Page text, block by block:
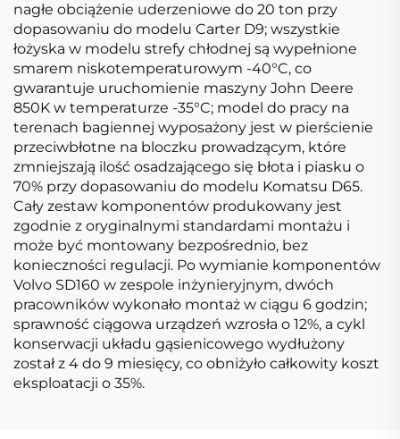
nagłe obciążenie uderzeniowe do 20 ton przy
dopasowaniu do modelu Carter D9; wszystkie
łożyska w modelu strefy chłodnej są wypełnione
smarem niskotemperaturowym -40°C, co
gwarantuje uruchomienie maszyny John Deere
850K w temperaturze -35°C; model do pracy na
terenach bagiennej wyposażony jest w pierścienie
przeciwbłotne na bloczku prowadzącym, które
zmniejszają ilość osadzającego się błota i piasku o
70% przy dopasowaniu do modelu Komatsu D65.
Cały zestaw komponentów produkowany jest
zgodnie z oryginalnymi standardami montażu i
może być montowany bezpośrednio, bez
konieczności regulacji. Po wymianie komponentów
Volvo SD160 w zespole inżynieryjnym, dwóch
pracowników wykonało montaż w ciągu 6 godzin;
sprawność ciągowa urządzeń wzrosła o 12%, a cykl
konserwacji układu gąsienicowego wydłużony
został z 4 do 9 miesięcy, co obniżyło całkowity koszt
eksploatacji o 35%.